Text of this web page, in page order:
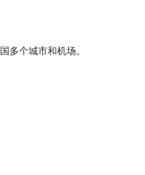
个城市和机场。